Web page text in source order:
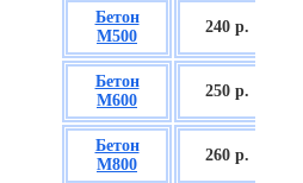
Бетон
М500
240 р.
Бетон
М600
250 р.
Бетон
М800
260 р.